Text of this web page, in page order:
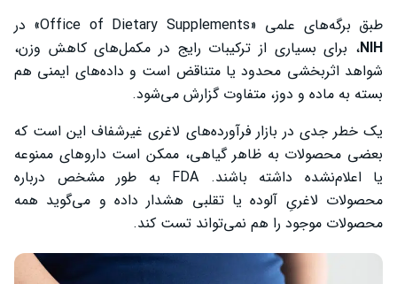
طبق برگه‌های علمی «Office of Dietary Supplements» در
NIH، برای بسیاری از ترکیبات رایج در مکمل‌های کاهش وزن،
شواهد اثربخشی محدود یا متناقض است و داده‌های ایمنی هم
بسته به ماده و دوز، متفاوت گزارش می‌شود.
یک خطر جدی در بازار فرآورده‌های لاغری غیرشفاف این است که
بعضی محصولات به ظاهر گیاهی، ممکن است داروهای ممنوعه
یا اعلام‌نشده داشته باشند. FDA به طور مشخص درباره
محصولات لاغریِ آلوده یا تقلبی هشدار داده و می‌گوید همه
محصولات موجود را هم نمی‌تواند تست کند.